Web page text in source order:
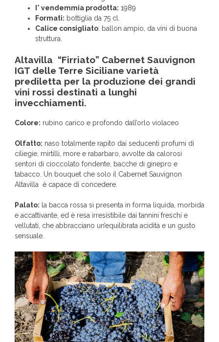
I° vendemmia prodotta: 1989
Formati: bottiglia da 75 cl.
Calice consigliato: ballon ampio, da vini di buona
struttura.
Altavilla “Firriato” Cabernet Sauvignon
IGT delle Terre Siciliane varietà
prediletta per la produzione dei grandi
vini rossi destinati a lunghi
invecchiamenti.
Colore: rubino carico e profondo dall’orlo violaceo
Olfatto: naso totalmente rapito dai seducenti profumi di
ciliegie, mirtilli, more e rabarbaro, avvolte da calorosi
sentori di cioccolato fondente, bacche di ginepro e
tabacco. Un bouquet che solo il Cabernet Sauvignon
Altavilla è capace di concedere.
Palato: la bacca rossa si presenta in forma liquida, morbida
e accattivante, ed è resa irresistibile dai tannini freschi e
vellutati, che abbracciano un’equilibrata acidità e un gusto
sensuale.